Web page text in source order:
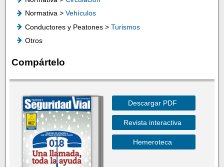
Normativa > Vehículos
Conductores y Peatones > Turismos
Otros
Compártelo
Descargar PDF
Revista interactiva
Hemeroteca